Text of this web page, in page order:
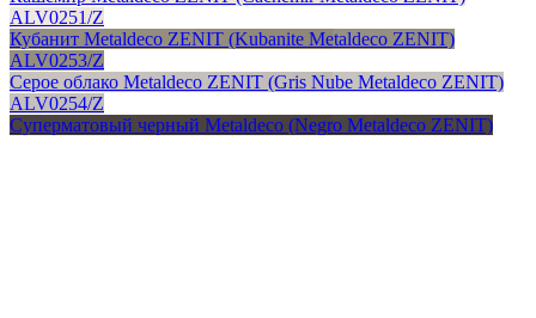
ALV0251/Z
Кубанит Metaldeco ZENIT (Kubanite Metaldeco ZENIT)
ALV0253/Z
Серое облако Metaldeco ZENIT (Gris Nube Metaldeco ZENIT)
ALV0254/Z
Суперматовый черный Metaldeco (Negro Metaldeco ZENIT)